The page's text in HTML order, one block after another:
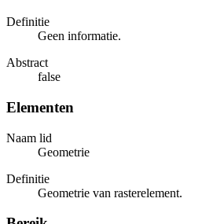
Definitie
Geen informatie.
Abstract
false
Elementen
Naam lid
Geometrie
Definitie
Geometrie van rasterelement.